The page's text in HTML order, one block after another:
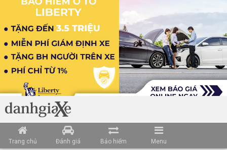
Trang chủ Đánh giá Bảo hiểm Menu